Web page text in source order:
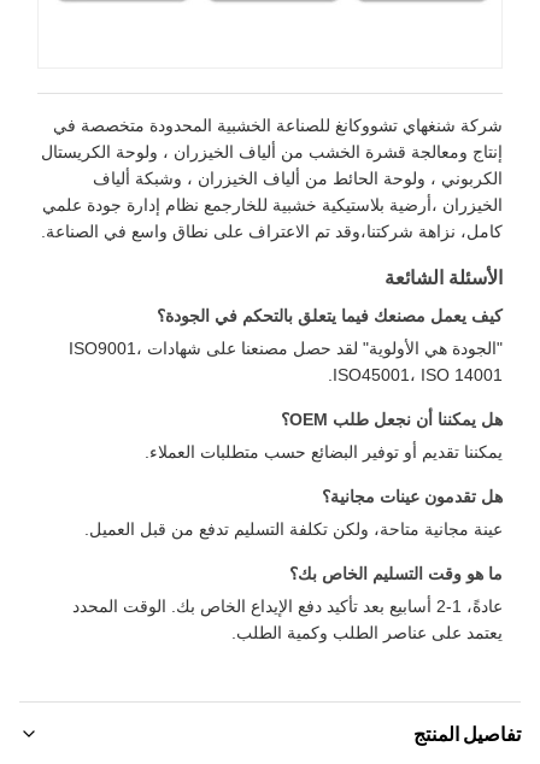
شركة شنغهاي تشووكانغ للصناعة الخشبية المحدودة متخصصة في
إنتاج ومعالجة قشرة الخشب من ألياف الخيزران ، ولوحة الكريستال
الكربوني ، ولوحة الحائط من ألياف الخيزران ، وشبكة ألياف
الخيزران ،أرضية بلاستيكية خشبية للخارجمع نظام إدارة جودة علمي
كامل، نزاهة شركتنا،وقد تم الاعتراف على نطاق واسع في الصناعة.
الأسئلة الشائعة
كيف يعمل مصنعك فيما يتعلق بالتحكم في الجودة؟
"الجودة هي الأولوية" لقد حصل مصنعنا على شهادات ISO9001،
ISO45001، ISO 14001.
هل يمكننا أن نجعل طلب OEM؟
يمكننا تقديم أو توفير البضائع حسب متطلبات العملاء.
هل تقدمون عينات مجانية؟
عينة مجانية متاحة، ولكن تكلفة التسليم تدفع من قبل العميل.
ما هو وقت التسليم الخاص بك؟
عادةً، 1-2 أسابيع بعد تأكيد دفع الإيداع الخاص بك. الوقت المحدد
يعتمد على عناصر الطلب وكمية الطلب.
المنتج